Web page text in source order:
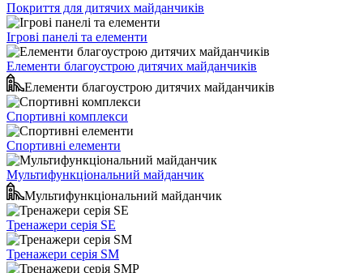
Покриття для дитячих майданчиків
Ігрові панелі та елементи
Елементи благоустрою дитячих майданчиків
Елементи благоустрою дитячих майданчиків
Спортивні комплекси
Спортивні елементи
Мультифункціональний майданчик
Мультифункціональний майданчик
Тренажери серія SE
Тренажери серія SM